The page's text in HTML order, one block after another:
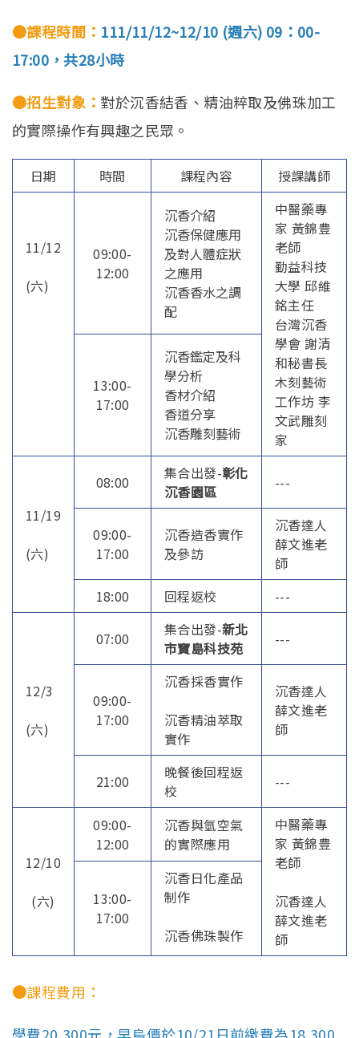
●課程時間： 111/11/12~12/10 (週六) 09：00-
17:00，共28小時
●招生對象： 對於沉香結香、精油粹取及佛珠加工
的實際操作有興趣之民眾。
日期 時間 課程內容 授課講師
11/12
(六)
09:00-
12:00
沉香介紹
沉香保健應用
及對人體症狀
之應用
沉香香水之調
配
中醫藥專
家 黃錦豊
老師
勤益科技
大學 邱維
銘主任
台灣沉香
學會 謝清
和秘書長
木刻藝術
工作坊 李
文武雕刻
家
13:00-
17:00
沉香鑑定及科
學分析
香材介紹
香道分享
沉香雕刻藝術
11/19
(六)
08:00 集合出發-彰化
沉香園區
---
09:00-
17:00
沉香造香實作
及參訪
沉香達人
薛文進老
師
18:00
回程返校 ---
12/3
(六)
07:00 集合出發-新北
市寶島科技苑
---
09:00-
17:00
沉香採香實作
沉香精油萃取
實作
沉香達人
薛文進老
師
21:00
晚餐後回程返
校
---
12/10
(六)
09:00-
12:00
沉香與氫空氣
的實際應用
中醫藥專
家 黃錦豊
老師
沉香達人
薛文進老
師
13:00-
17:00
沉香日化產品
制作
沉香佛珠製作
●課程費用：